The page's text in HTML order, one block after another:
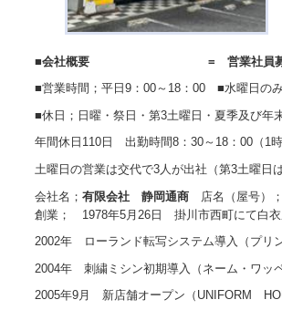
■会社概要 = 営業社員募集！
■営業時間；平日9：00～18：00 ■水曜日の
■休日；日曜・祭日・第3土曜日・夏季及び年
年間休日110日 出勤時間8：30～18：00（1
土曜日の営業は交代で3人が出社（第3土曜日
会社名； 有限会社 静岡通商 店名（屋号）
創業； 1978年5月26日 掛川市西町にて白衣
2002年 ローランド転写システム導入（プリ
2004年 刺繍ミシン初期導入（ネーム・ワッペ
2005年9月 新店舗オープン（UNIFORM